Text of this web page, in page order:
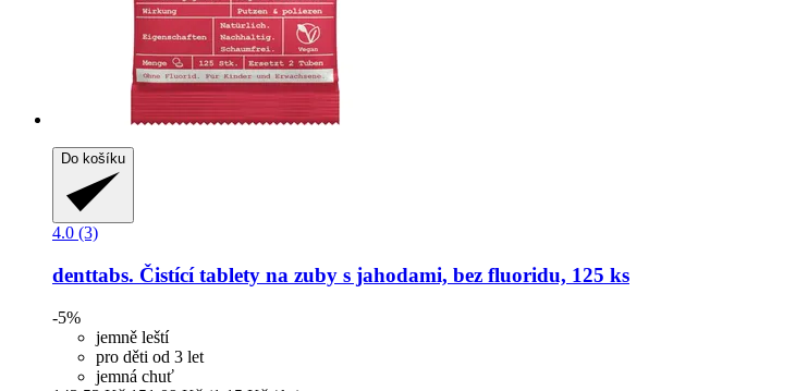
Do košíku
4.0 (3)
denttabs. Čistící tablety na zuby s jahodami, bez fluoridu, 125 ks
-5%
jemně leští
pro děti od 3 let
jemná chuť